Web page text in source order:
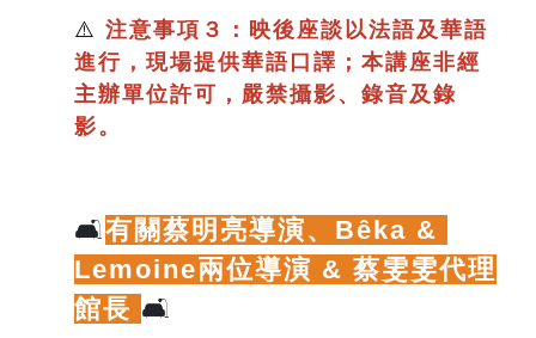
⚠️ 注意事項３：映後座談以法語及華語
進行 ，現場提供華語口譯； 本講座非經
主辦單位許可，嚴禁攝影、錄音及錄
影。
🛋️有關蔡明亮導演、 Bêka &
Lemoine兩位導演 & 蔡雯雯代理
館長 🛋️